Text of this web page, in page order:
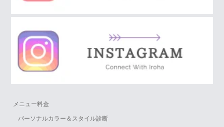
メニュー料金
パーソナルカラー＆スタイル診断